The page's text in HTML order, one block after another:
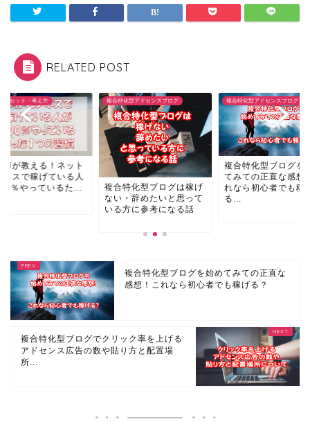
RELATED POST
化型アドセンスブログ
特化型ブログは稼げ
複合特化型アドセンスブログ
複合特化型ブログを始め
てみての正直な感想！こ
れなら初心者でも稼げ
る...
マインドセット・考え方
美容師が教える！ネ
ビジネスで稼げてい
が100％やっている
複合特化型ブログを始めてみての正直な
感想！これなら初心者でも稼げる？
複合特化型ブログでクリック率を上げる
アドセンス広告の数や貼り方と配置場
所...